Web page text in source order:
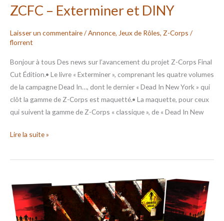
ZCFC – Exterminer et DINY
Laisser un commentaire/Annonce, Jeux de Rôles, Z-Corps /
florrent
Bonjour à tous Des news sur l’avancement du projet Z-Corps Final
Cut Édition.• Le livre « Exterminer », comprenant les quatre volumes
de la campagne Dead In…, dont le dernier « Dead In New York » qui
clôt la gamme de Z-Corps est maquetté.• La maquette, pour ceux
qui suivent la gamme de Z-Corps « classique », de « Dead In New
Lire la suite »
ZCFC
–
News